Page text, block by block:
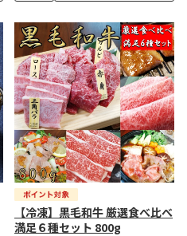
【冷凍】黒毛和牛 厳選食べ比べ
満足６種セット 800g